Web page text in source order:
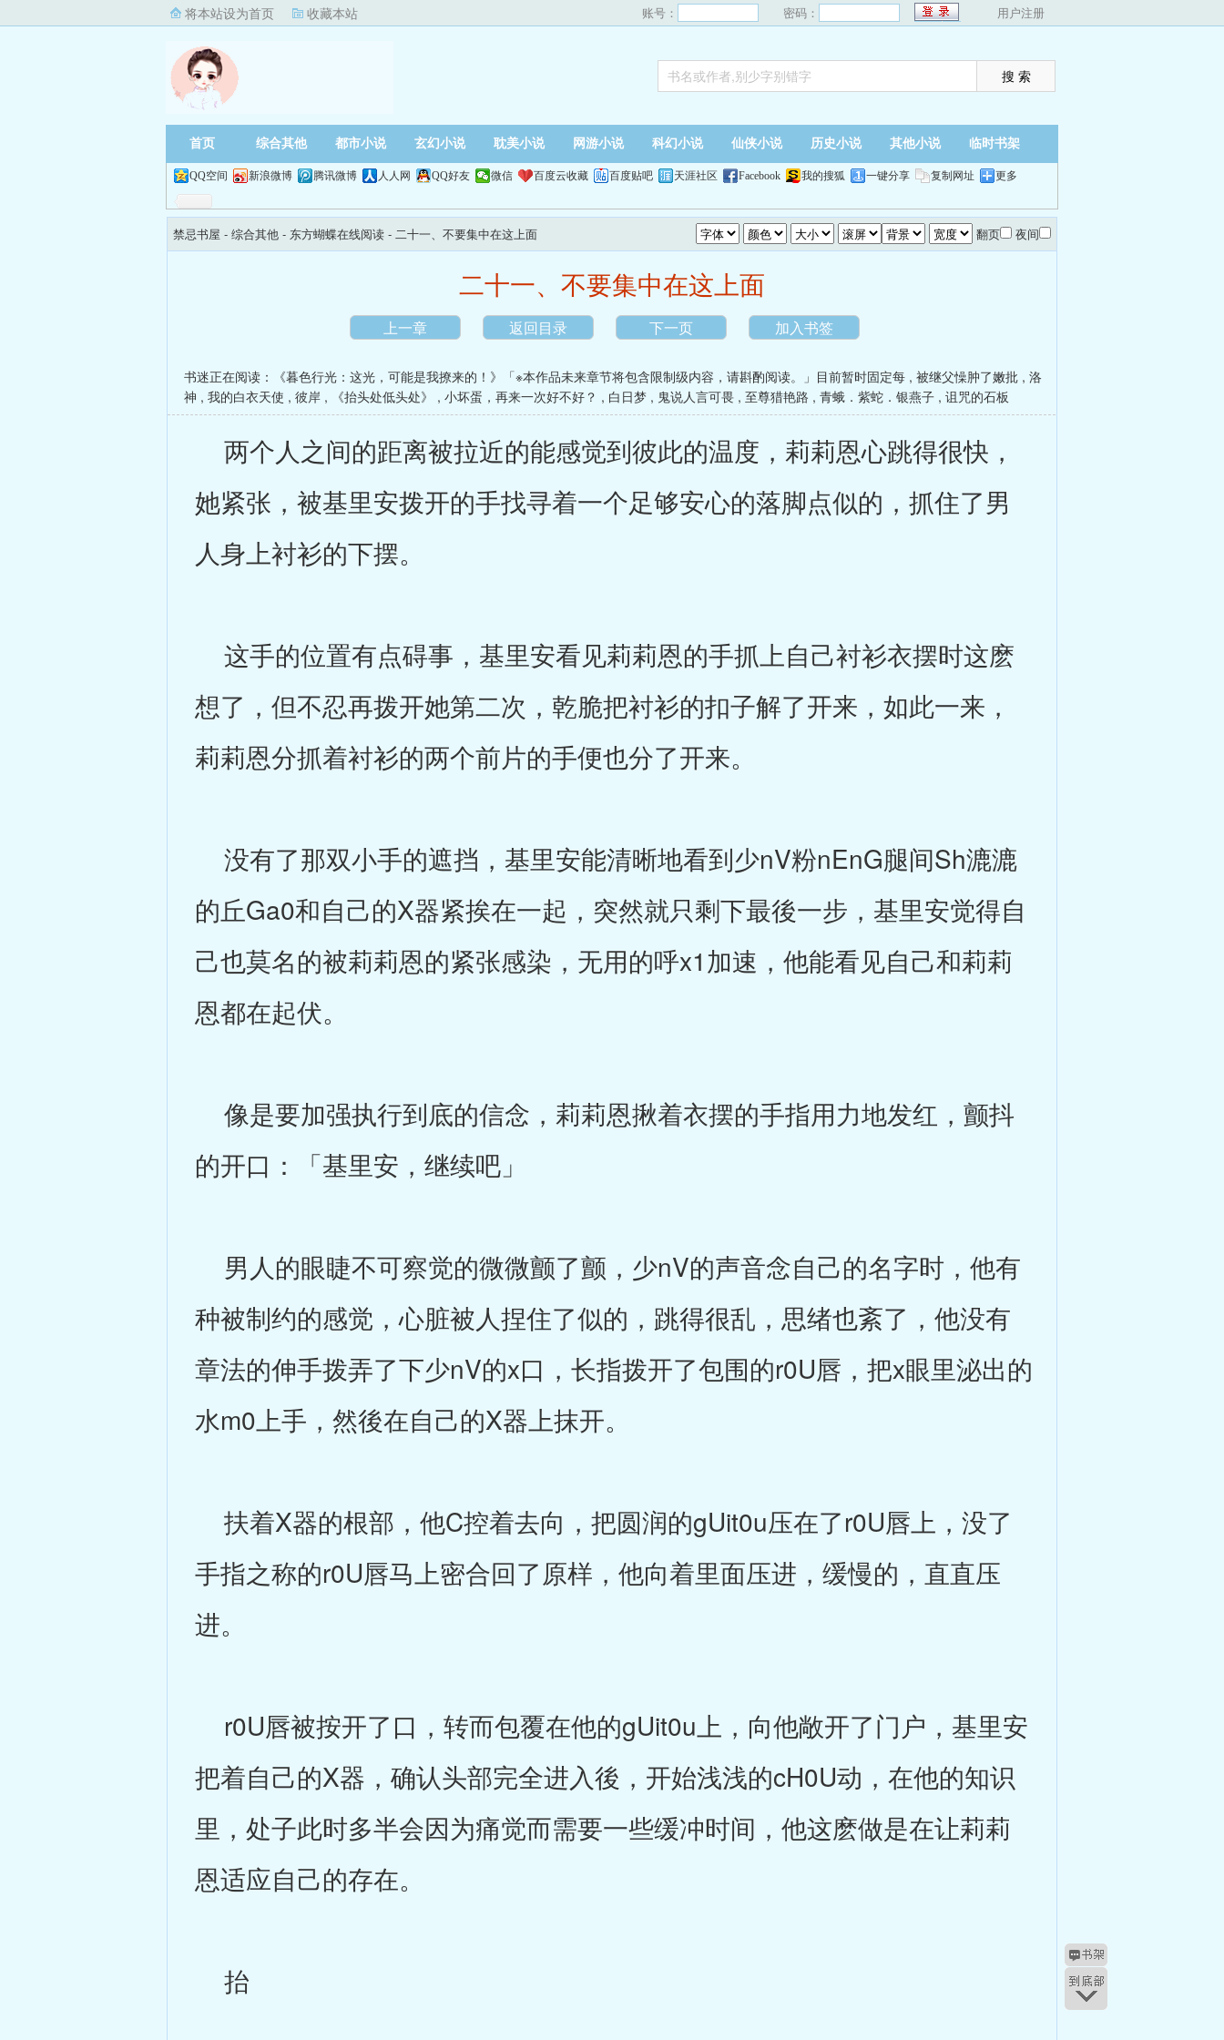
将本站设为首页 收藏本站 账号： 密码： 用户注册
首页 综合其他 都市小说 玄幻小说 耽美小说 网游小说 科幻小说 仙侠小说 历史小说 其他小说 临时书架
QQ空间 新浪微博 腾讯微博 人人网 QQ好友 微信 百度云收藏 百度贴吧 天涯社区 Facebook 我的搜狐 一键分享 复制网址 更多
禁忌书屋 - 综合其他 - 东方蝴蝶在线阅读 - 二十一、不要集中在这上面 翻页 夜间
二十一、不要集中在这上面
上一章 返回目录 下一页 加入书签
书迷正在阅读： 《暮色行光：这光，可能是我撩来的！》「※本作品未来章节将包含限制级内容，请斟酌阅读。」目前暂时固定每 , 被继父懆肿了嫩批 , 洛
神 , 我的白衣天使 , 彼岸 , 《抬头处低头处》 , 小坏蛋，再来一次好不好？ , 白日梦 , 鬼说人言可畏 , 至尊猎艳路 , 青蛾．紫蛇．银燕子 , 诅咒的石板
两个人之间的距离被拉近的能感觉到彼此的温度，莉莉恩心跳得很快，
她紧张，被基里安拨开的手找寻着一个足够安心的落脚点似的，抓住了男
人身上衬衫的下摆。
这手的位置有点碍事，基里安看见莉莉恩的手抓上自己衬衫衣摆时这麽
想了，但不忍再拨开她第二次，乾脆把衬衫的扣子解了开来，如此一来，
莉莉恩分抓着衬衫的两个前片的手便也分了开来。
没有了那双小手的遮挡，基里安能清晰地看到少nV粉nEnG腿间Sh漉漉
的丘Ga0和自己的X器紧挨在一起，突然就只剩下最後一步，基里安觉得自
己也莫名的被莉莉恩的紧张感染，无用的呼x1加速，他能看见自己和莉莉
恩都在起伏。
像是要加强执行到底的信念，莉莉恩揪着衣摆的手指用力地发红，颤抖
的开口：「基里安，继续吧」
男人的眼睫不可察觉的微微颤了颤，少nV的声音念自己的名字时，他有
种被制约的感觉，心脏被人捏住了似的，跳得很乱，思绪也紊了，他没有
章法的伸手拨弄了下少nV的x口，长指拨开了包围的r0U唇，把x眼里泌出的
水m0上手，然後在自己的X器上抹开。
扶着X器的根部，他C控着去向，把圆润的gUit0u压在了r0U唇上，没了
手指之称的r0U唇马上密合回了原样，他向着里面压进，缓慢的，直直压
进。
r0U唇被按开了口，转而包覆在他的gUit0u上，向他敞开了门户，基里安
把着自己的X器，确认头部完全进入後，开始浅浅的cH0U动，在他的知识
里，处子此时多半会因为痛觉而需要一些缓冲时间，他这麽做是在让莉莉
恩适应自己的存在。
抬